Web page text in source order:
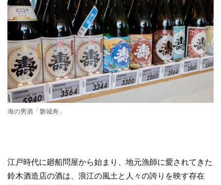
海の男酒「磐城寿」
江戸時代に廻船問屋から始まり、地元漁師に愛されてきた
鈴木酒造店の酒は、浪江の風土と人々の誇りを映す存在